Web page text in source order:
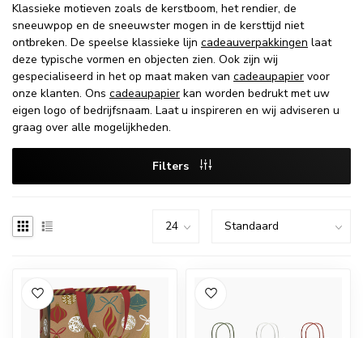
Klassieke motieven zoals de kerstboom, het rendier, de
sneeuwpop en de sneeuwster mogen in de kersttijd niet
ontbreken. De speelse klassieke lijn cadeauverpakkingen laat
deze typische vormen en objecten zien. Ook zijn wij
gespecialiseerd in het op maat maken van cadeaupapier voor
onze klanten. Ons cadeaupapier kan worden bedrukt met uw
eigen logo of bedrijfsnaam. Laat u inspireren en wij adviseren u
graag over alle mogelijkheden.
Filters